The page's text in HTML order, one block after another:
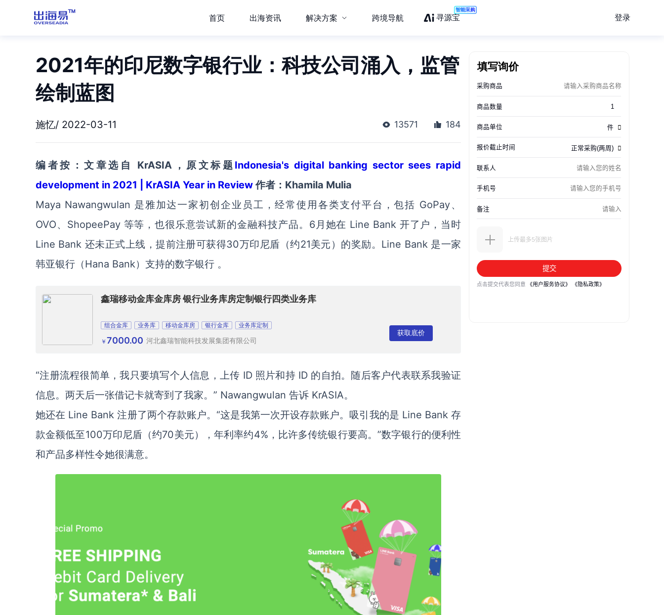
首页 出海资讯 解决方案 跨境导航 寻源宝
智能采购
登录
2021年的印尼数字银行业：科技公司涌入，监管
绘制蓝图
施忆/ 2022-03-11 13571 184
编者按：文章选自 KrASIA，原文标题 Indonesia's digital banking sector sees rapid
development in 2021 | KrASIA Year in Review作者：Khamila Mulia
Maya Nawangwulan 是雅加达一家初创企业员工，经常使用各类支付平台，包括 GoPay、
OVO、ShopeePay 等等，也很乐意尝试新的金融科技产品。6月她在 Line Bank 开了户，当时
Line Bank 还未正式上线，提前注册可获得30万印尼盾（约21美元）的奖励。Line Bank 是一家
韩亚银行（Hana Bank）支持的数字银行 。
鑫瑞移动金库金库房 银行业务库房定制银行四类业务库
组合金库 业务库 移动金库房 银行金库 业务库定制
￥ 7000.00 河北鑫瑞智能科技发展集团有限公司
获取底价
“注册流程很简单，我只要填写个人信息，上传 ID 照片和持 ID 的自拍。随后客户代表联系我验证
信息。两天后一张借记卡就寄到了我家。” Nawangwulan 告诉 KrASIA。
她还在 Line Bank 注册了两个存款账户。“这是我第一次开设存款账户。吸引我的是 Line Bank 存
款金额低至100万印尼盾（约70美元），年利率约4%，比许多传统银行要高。”数字银行的便利性
和产品多样性令她很满意。
填写询价